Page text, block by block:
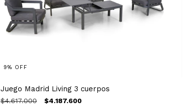
9% OFF
Juego Madrid Living 3 cuerpos
$4.617.000 $4.187.600